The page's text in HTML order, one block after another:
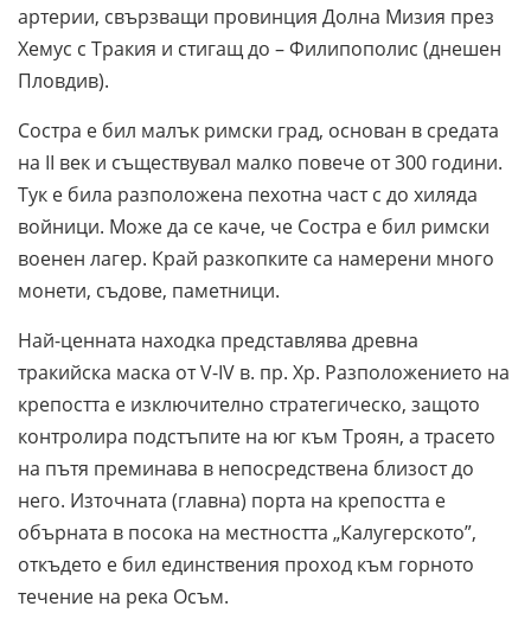
артерии, свързващи провинция Долна Мизия през
Хемус с Тракия и стигащ до – Филипополис (днешен
Пловдив).
Состра е бил малък римски град, основан в средата
на II век и съществувал малко повече от 300 години.
Тук е била разположена пехотна част с до хиляда
войници. Може да се каче, че Состра е бил римски
военен лагер. Край разкопките са намерени много
монети, съдове, паметници.
Най-ценната находка представлява древна
тракийска маска от V-IV в. пр. Хр. Разположението на
крепостта е изключително стратегическо, защото
контролира подстъпите на юг към Троян, а трасето
на пътя преминава в непосредствена близост до
него. Източната (главна) порта на крепостта е
обърната в посока на местността „Калугерското”,
откъдето е бил единствения проход към горното
течение на река Осъм.